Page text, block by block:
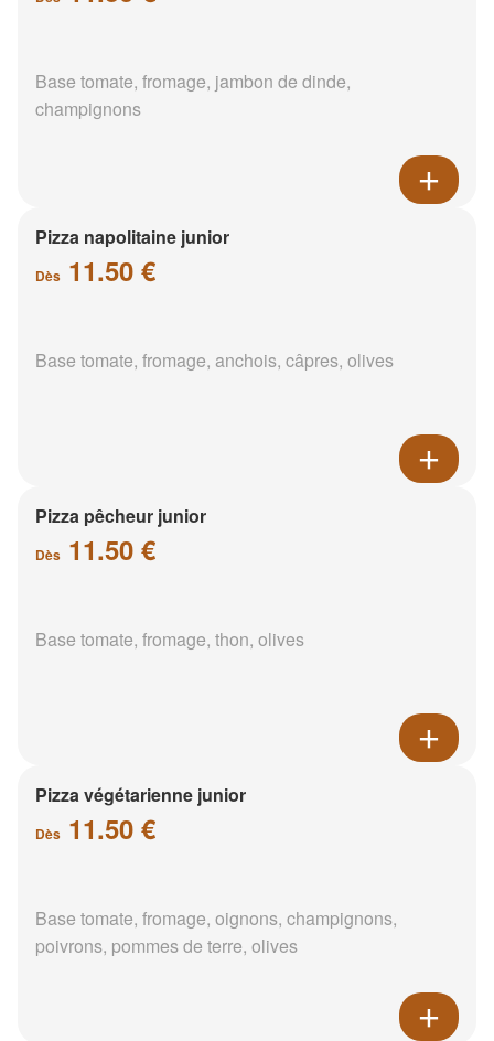
Base tomate, fromage, jambon de dinde,
champignons
Pizza napolitaine junior
Dès 11.50 €
Base tomate, fromage, anchois, câpres, olives
Pizza pêcheur junior
Dès 11.50 €
Base tomate, fromage, thon, olives
Pizza végétarienne junior
Dès 11.50 €
Base tomate, fromage, oignons, champignons,
poivrons, pommes de terre, olives